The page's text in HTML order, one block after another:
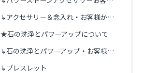
↳アクセサリー＆念入れ・お客様からの感想
★石の洗浄とパワーアップについて
↳石の洗浄とパワーアップ・お客様の感想
↳ブレスレット